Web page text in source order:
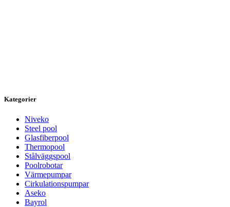
Kategorier
Niveko
Steel pool
Glasfiberpool
Thermopool
Stålväggspool
Poolrobotar
Värmepumpar
Cirkulationspumpar
Aseko
Bayrol